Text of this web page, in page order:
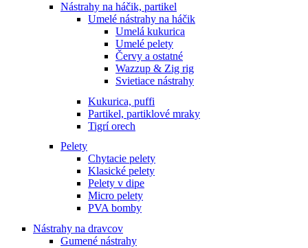
Nástrahy na háčik, partikel
Umelé nástrahy na háčik
Umelá kukurica
Umelé pelety
Červy a ostatné
Wazzup & Zig rig
Svietiace nástrahy
Kukurica, puffi
Partikel, partiklové mraky
Tigrí orech
Pelety
Chytacie pelety
Klasické pelety
Pelety v dipe
Micro pelety
PVA bomby
Nástrahy na dravcov
Gumené nástrahy